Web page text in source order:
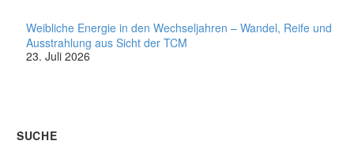
Weibliche Energie in den Wechseljahren – Wandel, Reife und
Ausstrahlung aus Sicht der TCM
23. Juli 2026
SUCHE